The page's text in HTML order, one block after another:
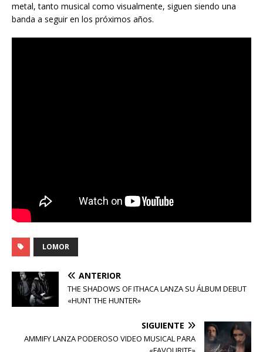
metal, tanto musical como visualmente, siguen siendo una
banda a seguir en los próximos años.
LOMOR
ANTERIOR
THE SHADOWS OF ITHACA LANZA SU ÁLBUM DEBUT
«HUNT THE HUNTER»
SIGUIENTE
AMMIFY LANZA PODEROSO VIDEO MUSICAL PARA